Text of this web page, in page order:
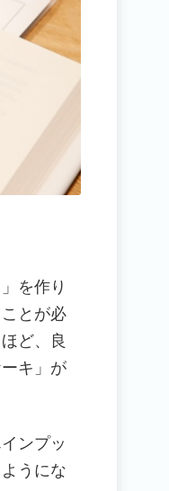
を作り
とが必
ど、良
キ」が
ンプッ
うにな